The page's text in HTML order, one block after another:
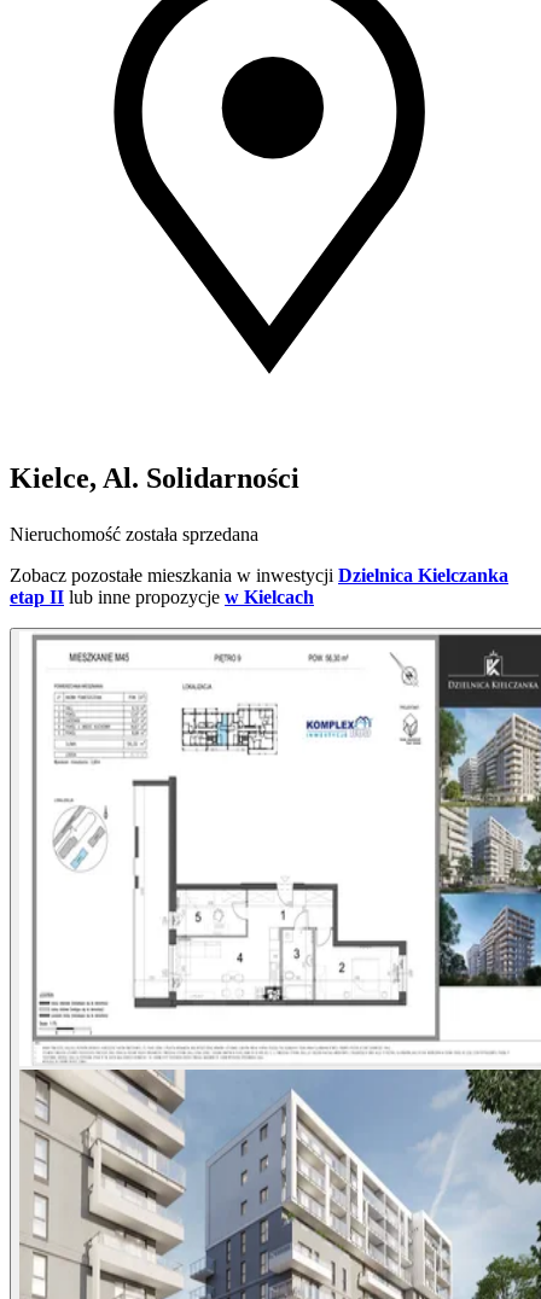
Kielce, Al. Solidarności
Nieruchomość została sprzedana
Zobacz pozostałe mieszkania w inwestycji Dzielnica Kielczanka
etap II lub inne propozycje w Kielcach